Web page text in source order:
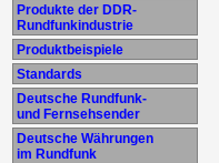
Produkte der DDR-
Rundfunkindustrie
Produktbeispiele
Standards
Deutsche Rundfunk-
und Fernsehsender
Deutsche Währungen
im Rundfunk